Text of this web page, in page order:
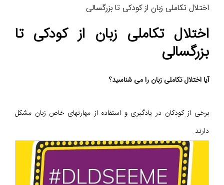
اختلال تکاملی زبان از کودکی تا بزرگسالی
اختلال تکاملی زبان از کودکی تا
بزرگسالی
آیا اختلال تکاملی زبان را می شناسید؟
برخی از کودکان در یادگیری و استفاده از مهارتهای خاص زبان مشکل
دارند.